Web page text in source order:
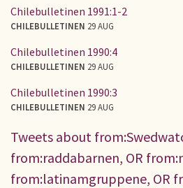
Chilebulletinen 1991:1-2
CHILEBULLETINEN 29 AUG
Chilebulletinen 1990:4
CHILEBULLETINEN 29 AUG
Chilebulletinen 1990:3
CHILEBULLETINEN 29 AUG
Tweets about
from:raddabarnen, OR
from:latinamgruppene, OR